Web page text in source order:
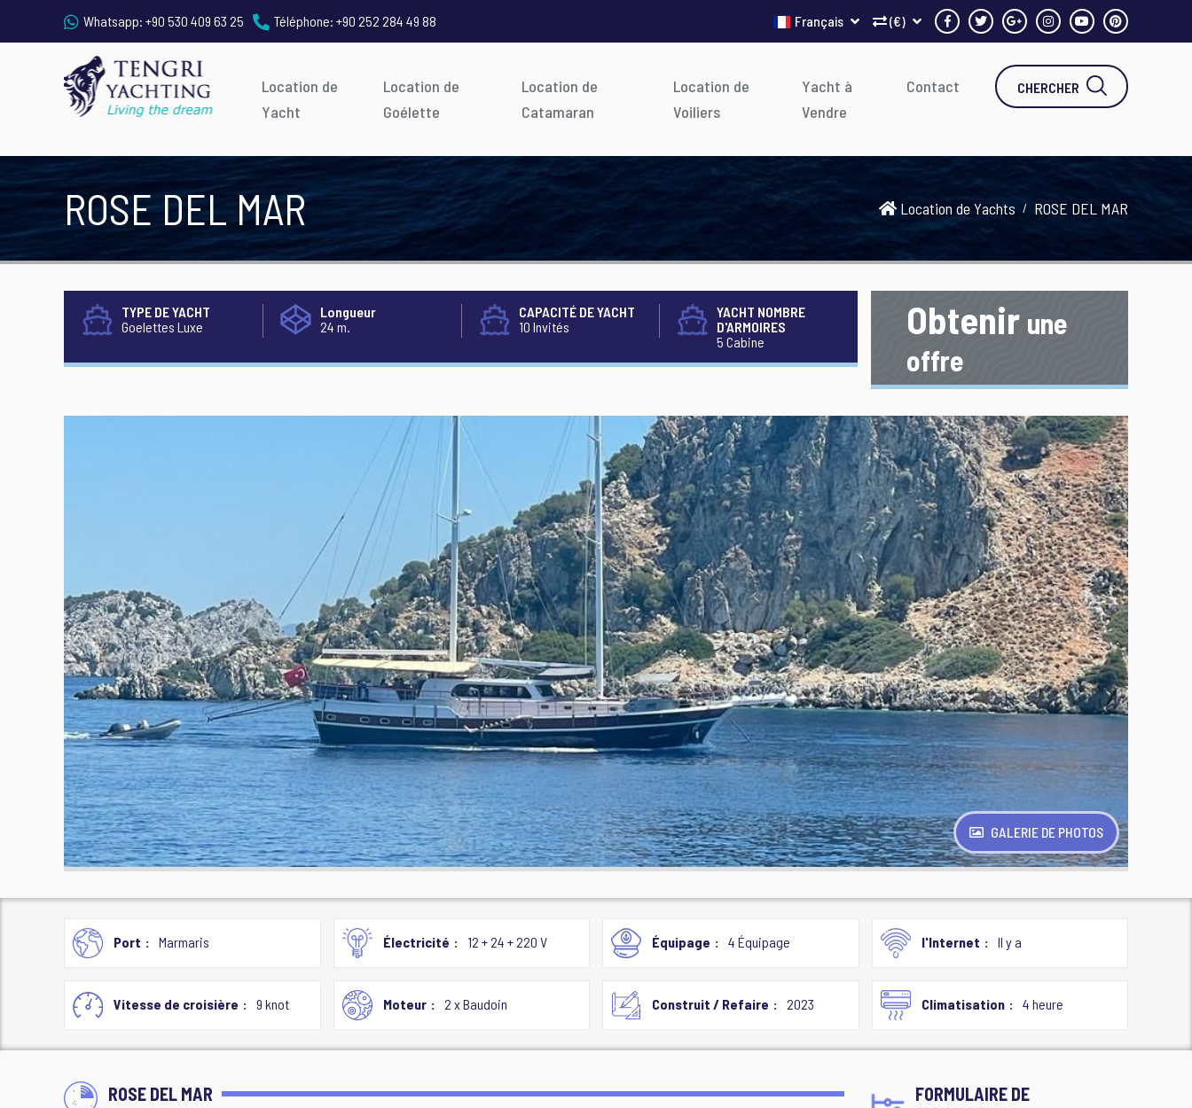
Whatsapp: +90 530 409 63 25 Téléphone: +90 252 284 49 88 (€)
Français
Location de
Yacht
Location de
Goélette
Location de
Catamaran
Location de
Voiliers
Yacht à
Vendre
Contact CHERCHER
ROSE DEL MAR Location de Yachts ROSE DEL MAR
TYPE DE YACHT
Goelettes Luxe
Longueur
24 m.
CAPACITÉ DE YACHT
10 Invités
YACHT NOMBRE
D'ARMOIRES
5 Cabine
Obtenir une
offre
GALERIE DE PHOTOS
Port Marmaris Électricité 12 + 24 + 220 V Équipage 4 Équipage l'Internet Il y a
Vitesse de croisière 9 knot Moteur 2 x Baudoin Construit / Refaire 2023 Climatisation 4 heure
ROSE DEL MAR
FORMULAIRE DE